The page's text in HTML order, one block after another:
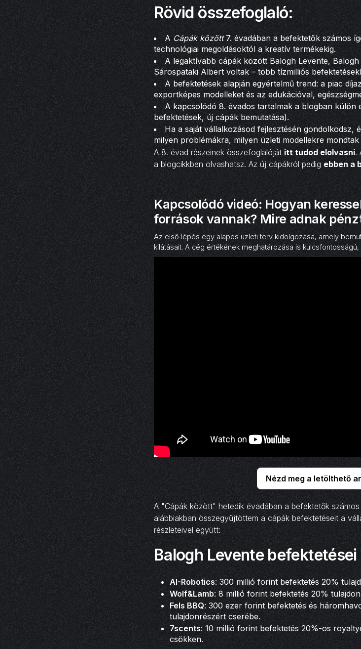
Rövid összefoglaló:
A Cápák között7. évadában a befektetők számos
technológiai megoldásoktól a kreatív termékekig.
A legaktívabb cápák között Balogh Levente,
Sárospataki Albert voltak – több tízmilliós
A befektetések alapján egyértelmű trend: a piac
exportképes modelleket és az edukációval,
A kapcsolódó 8. évados tartalmak a blogban külön
befektetések, új cápák bemutatása).
Ha a saját vállalkozásod fejlesztésén gondolkodsz,
milyen problémákra, milyen üzleti modellekre mondtak
A 8. évad részeinek összefoglalóját itt tudod elolvasni.
a blogcikkben olvashatsz. Az új cápákról pedig ebben a
Kapcsolódó videó: Hogyan
források vannak? Mire adnak
Az első lépés egy alapos üzleti terv kidolgozása, amely
kilátásait. A cég értékének meghatározása is
Nézd meg a letölthető
A "Cápák között" hetedik évadában a befektetők
alábbiakban összegyűjtöttem a cápák befektetéseit a
részleteivel együtt:
Balogh Levente befektetései
AI-Robotics: 300 millió forint befektetés 20%
Wolf&Lamb: 8 millió forint befektetés 20%
Fels BBQ: 300 ezer forint befektetés és
tulajdonrészért cserébe.
7scents: 10 millió forint befektetés 20%-os
csökken.